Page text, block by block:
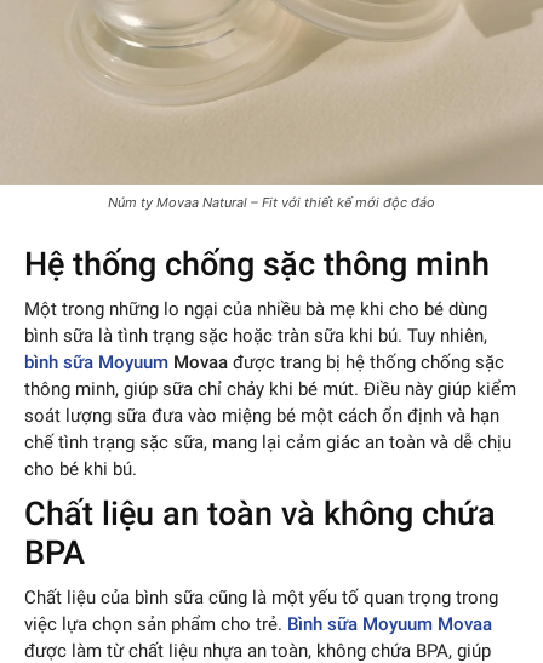
Núm ty Movaa Natural – Fit với thiết kế mới độc đáo
Hệ thống chống sặc thông minh
Một trong những lo ngại của nhiều bà mẹ khi cho bé dùng
bình sữa là tình trạng sặc hoặc tràn sữa khi bú. Tuy nhiên,
bình sữa Moyuum Movaa được trang bị hệ thống chống sặc
thông minh, giúp sữa chỉ chảy khi bé mút. Điều này giúp kiểm
soát lượng sữa đưa vào miệng bé một cách ổn định và hạn
chế tình trạng sặc sữa, mang lại cảm giác an toàn và dễ chịu
cho bé khi bú.
Chất liệu an toàn và không chứa
BPA
Chất liệu của bình sữa cũng là một yếu tố quan trọng trong
việc lựa chọn sản phẩm cho trẻ. Bình sữa Moyuum Movaa
được làm từ chất liệu nhựa an toàn, không chứa BPA, giúp